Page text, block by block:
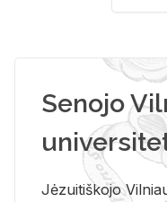
Senojo
Jėzuitiškojo